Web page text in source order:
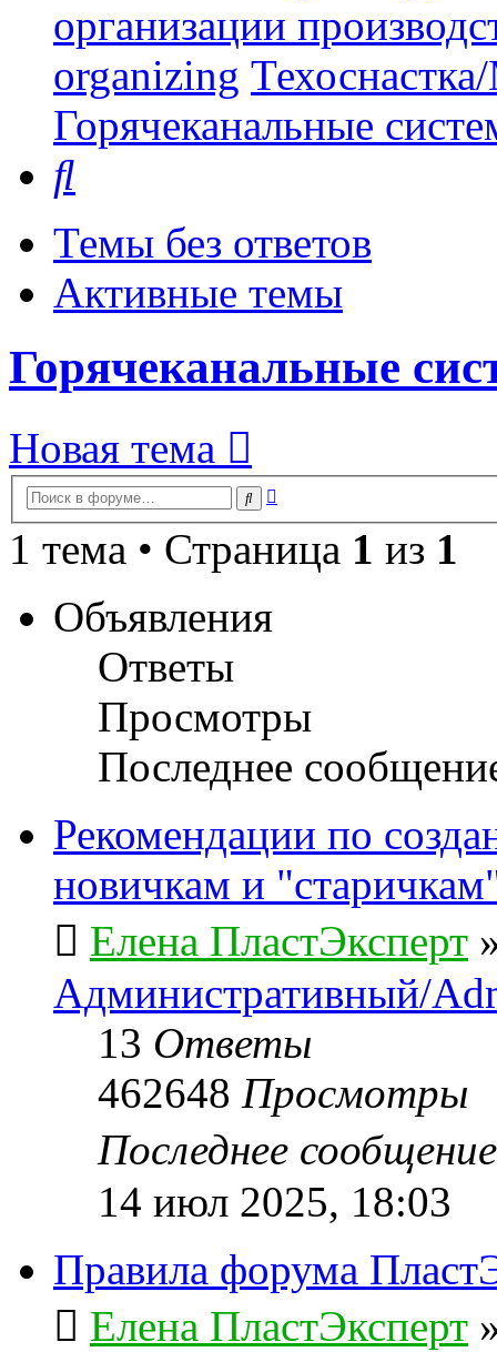
организации
organizing
Горячеканальные
Темы без ответов
Активные темы
Горячеканальные
Новая тема
Поиск
1 тема • Страница 1 из 1
Объявления
Ответы
Просмотры
Последнее
Рекомендации по
новичкам и
Елена ПластЭксперт
Административный/
13 Ответы
462648 Просмотры
Последнее
14 июл 2025, 18:03
Правила форума
Елена ПластЭксперт